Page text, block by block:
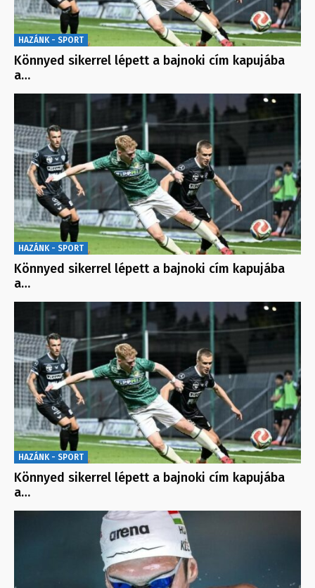
HAZÁNK - SPORT
Könnyed sikerrel lépett a bajnoki cím kapujába
a…
HAZÁNK - SPORT
Könnyed sikerrel lépett a bajnoki cím kapujába
a…
HAZÁNK - SPORT
Könnyed sikerrel lépett a bajnoki cím kapujába
a…